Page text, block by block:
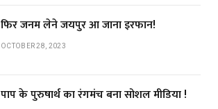
फिर जनम लेने जयपुर आ जाना इरफान!
OCTOBER 28, 2023
पाप के पुरुषार्थ का रंगमंच बना सोशल मीडिया !